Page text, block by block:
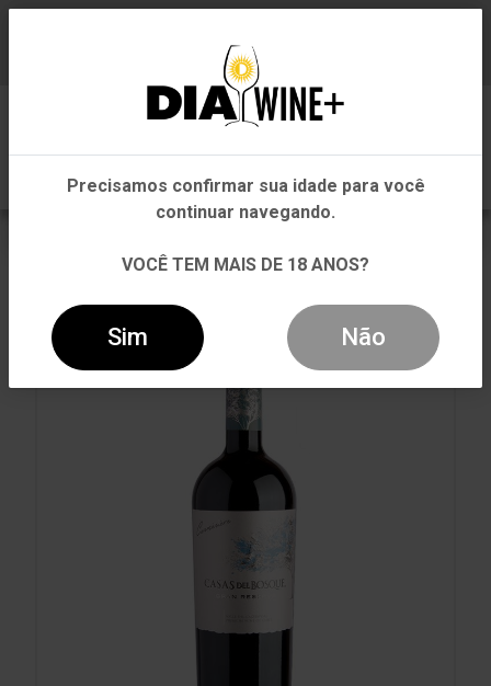
VINHO CASAS DEL BOSQUE GRAN RESERVA
Em que Estado você está?
Pernambuco
Outros Estados
Precisamos confirmar sua idade para você
continuar navegando.
VOCÊ TEM MAIS DE 18 ANOS?
Sim Não